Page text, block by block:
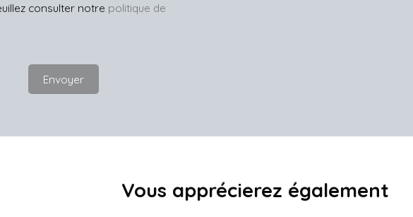
consulter notre politique de
Envoyer
Vous apprécierez également